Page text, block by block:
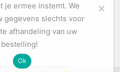
je ermee instemt. We
gegevens slechts voor
afhandeling van uw
bestelling!
Ok